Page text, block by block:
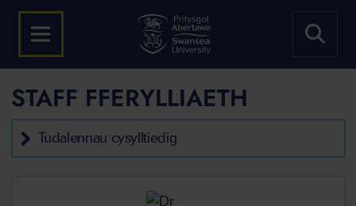
STAFF FFERYLLIAETH
Tudalennau cysylltiedig